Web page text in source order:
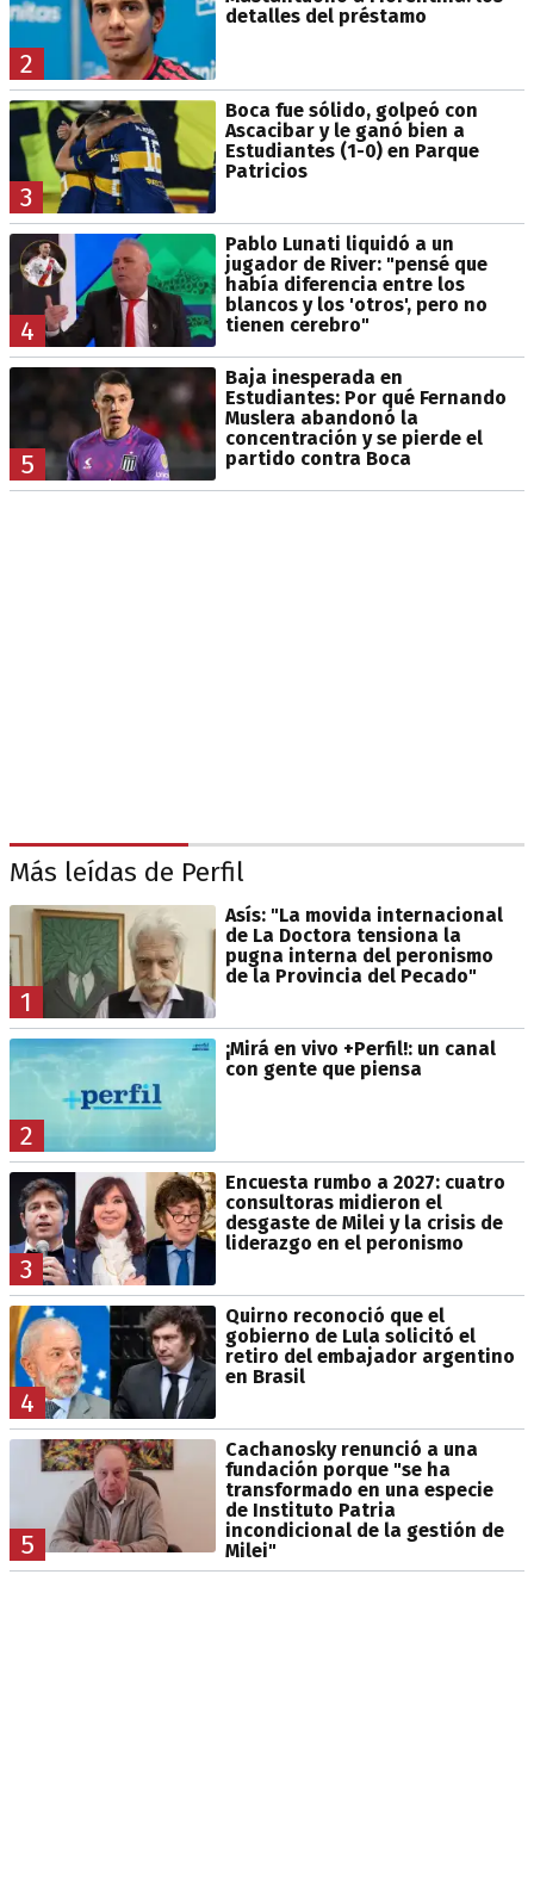
2
detalles del préstamo
3
Boca fue sólido, golpeó con
Ascacibar y le ganó bien a
Estudiantes (1-0) en Parque
Patricios
4
Pablo Lunati liquidó a un
jugador de River: "pensé que
había diferencia entre los
blancos y los 'otros', pero no
tienen cerebro"
5
Baja inesperada en
Estudiantes: Por qué Fernando
Muslera abandonó la
concentración y se pierde el
partido contra Boca
Más leídas de Perfil
1
Asís: "La movida internacional
de La Doctora tensiona la
pugna interna del peronismo
de la Provincia del Pecado"
2
¡Mirá en vivo +Perfil!: un canal
con gente que piensa
3
Encuesta rumbo a 2027: cuatro
consultoras midieron el
desgaste de Milei y la crisis de
liderazgo en el peronismo
4
Quirno reconoció que el
gobierno de Lula solicitó el
retiro del embajador argentino
en Brasil
5
Cachanosky renunció a una
fundación porque "se ha
transformado en una especie
de Instituto Patria
incondicional de la gestión de
Milei"